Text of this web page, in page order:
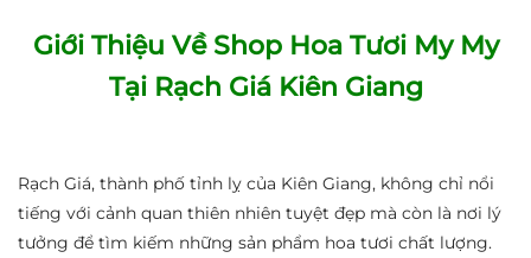
Giới Thiệu Về Shop Hoa Tươi My My
Tại Rạch Giá Kiên Giang
Rạch Giá, thành phố tỉnh lỵ của Kiên Giang, không chỉ nổi
tiếng với cảnh quan thiên nhiên tuyệt đẹp mà còn là nơi lý
tưởng để tìm kiếm những sản phẩm hoa tươi chất lượng.